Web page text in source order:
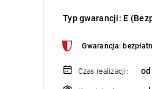
Typ gwarancji:E
Gwarancja:
Czas realizacji: